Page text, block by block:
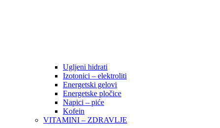
Ugljeni hidrati
Izotonici – elektroliti
Energetski gelovi
Energetske pločice
Napici – piće
Kofein
VITAMINI – ZDRAVLJE